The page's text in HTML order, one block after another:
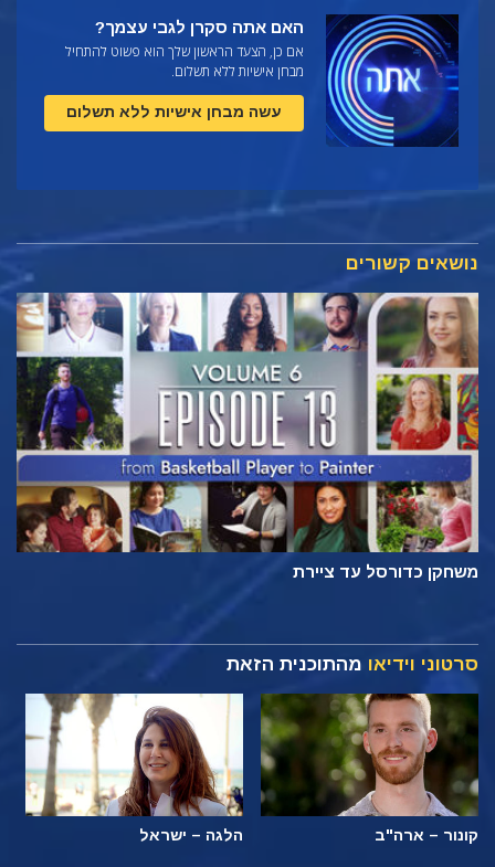
האם אתה סקרן לגבי עצמך?
אם כן, הצעד הראשון שלך הוא פשוט להתחיל
מבחן אישיות ללא תשלום.
עשה מבחן אישיות ללא תשלום
נושאים קשורים
משחקן כדורסל עד ציירת
סרטוני וידיאו מהתוכנית הזאת
קונור – ארה"ב הלגה – ישראל